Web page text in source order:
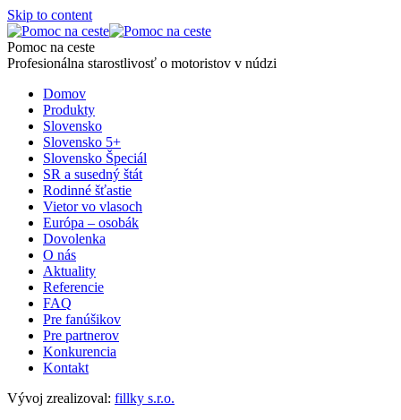
Skip to content
Pomoc na ceste
Profesionálna starostlivosť o motoristov v núdzi
Domov
Produkty
Slovensko
Slovensko 5+
Slovensko Špeciál
SR a susedný štát
Rodinné šťastie
Vietor vo vlasoch
Európa – osobák
Dovolenka
O nás
Aktuality
Referencie
FAQ
Pre fanúšikov
Pre partnerov
Konkurencia
Kontakt
Vývoj zrealizoval: fillky s.r.o.